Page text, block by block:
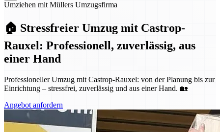
Umziehen mit Müllers Umzugsfirma
🏠 Stressfreier Umzug mit Castrop-
Rauxel: Professionell, zuverlässig, aus
einer Hand
Professioneller Umzug mit Castrop-Rauxel: von der Planung bis zur
Einrichtung – stressfrei, zuverlässig und aus einer Hand. 🏡
Angebot anfordern